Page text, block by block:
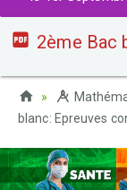
2ème Bac
blanc: Epreuves